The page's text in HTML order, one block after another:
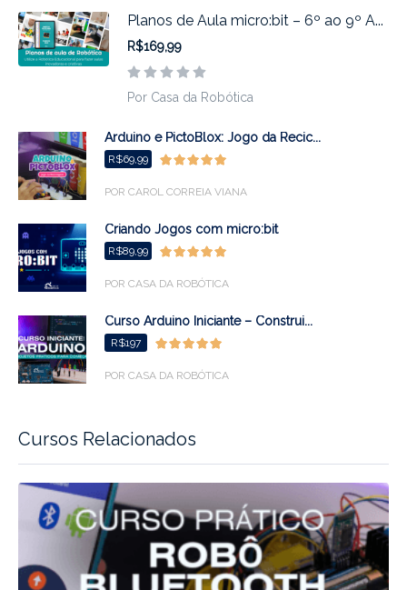
Cursos Relacionados
Planos de Aula micro:bit – 6º ao 9º A...
R$169,99
Por Casa da Robótica
Arduino e PictoBlox: Jogo da Recic...
R$69,99
POR CAROL CORREIA VIANA
Criando Jogos com micro:bit
R$89,99
POR CASA DA ROBÓTICA
Curso Arduino Iniciante – Construi...
R$197
POR CASA DA ROBÓTICA